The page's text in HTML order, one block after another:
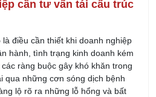
cần tư vấn tái cấu trúc
điều cần thiết khi doanh nghiệp
hành, tình trạng kinh doanh kém
ràng buộc gây khó khăn trong
qua những cơn sóng dịch bệnh
lộ rõ ra những lỗ hổng và bất